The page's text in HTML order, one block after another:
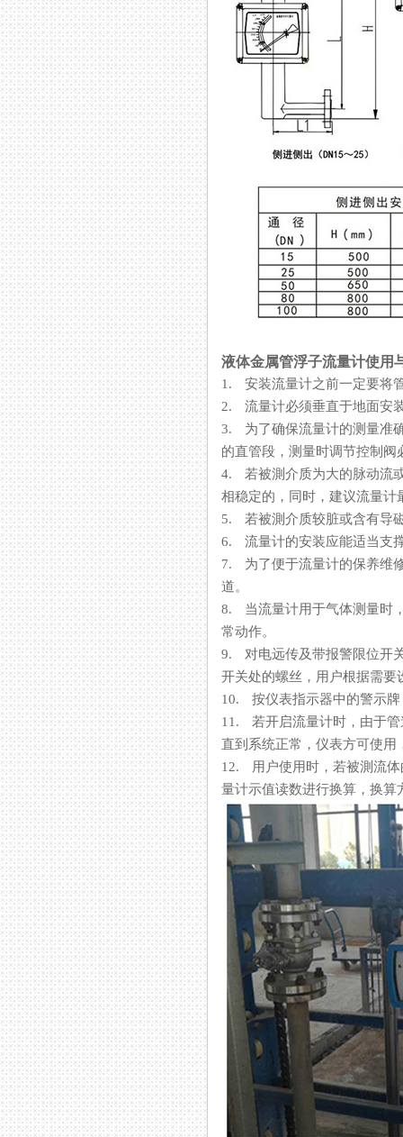
液体金属管浮子流量计使用
1. 安装流量计之前一定要将管道
2. 流量计必须垂直于地面安装其
3. 为了确保流量计的测量准确
的直管段，测量时调节控制阀
4. 若被測介质为大的脉动流或
相稳定的，同时，建议流量计
5. 若被測介质较脏或含有导磁
6. 流量计的安装应能适当支撑
7. 为了便于流量计的保养维修
道。
8. 当流量计用于气体测量时
常动作。
9. 对电远传及带报警限位开关的
开关处的螺丝，用户根据需要设
10. 按仪表指示器中的警示牌
11. 若开启流量计时，由于
直到系统正常，仪表方可使
12. 用户使用时，若被測
量计示值读数进行换算，换算